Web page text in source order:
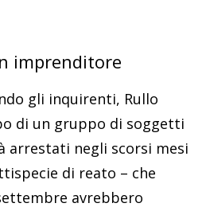
imprenditore
gli inquirenti, Rullo
di un gruppo di soggetti
arrestati negli scorsi mesi
di reato – che
avrebbero